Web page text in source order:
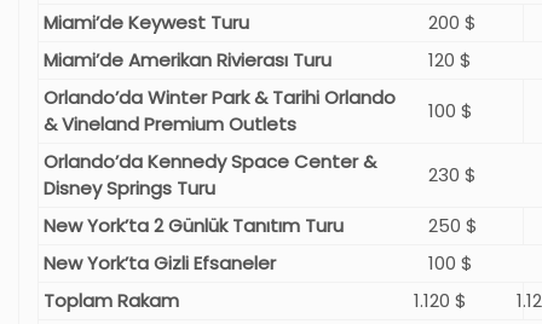
Miami’de Keywest Turu
200 $
Miami’de Amerikan Rivierası Turu
120 $
Orlando’da Winter Park & Tarihi Orlando
& Vineland Premium Outlets
100 $
Orlando’da Kennedy Space Center &
Disney Springs Turu
230 $
New York’ta 2 Günlük Tanıtım Turu
250 $
New York’ta Gizli Efsaneler
100 $
Toplam Rakam
1.120 $